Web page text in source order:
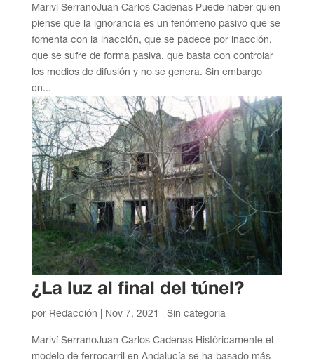
Mariví SerranoJuan Carlos Cadenas Puede haber quien
piense que la ignorancia es un fenómeno pasivo que se
fomenta con la inacción, que se padece por inacción,
que se sufre de forma pasiva, que basta con controlar
los medios de difusión y no se genera. Sin embargo
en...
¿La luz al final del túnel?
por Redacción Nov 7, 2021 | Sin categoría
Mariví SerranoJuan Carlos Cadenas Históricamente el
modelo de ferrocarril en Andalucía se ha basado más